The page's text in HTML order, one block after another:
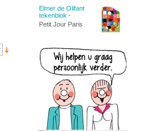
Elmer de Olifant
tekenblok -
tekenpapier
Petit Jour Paris